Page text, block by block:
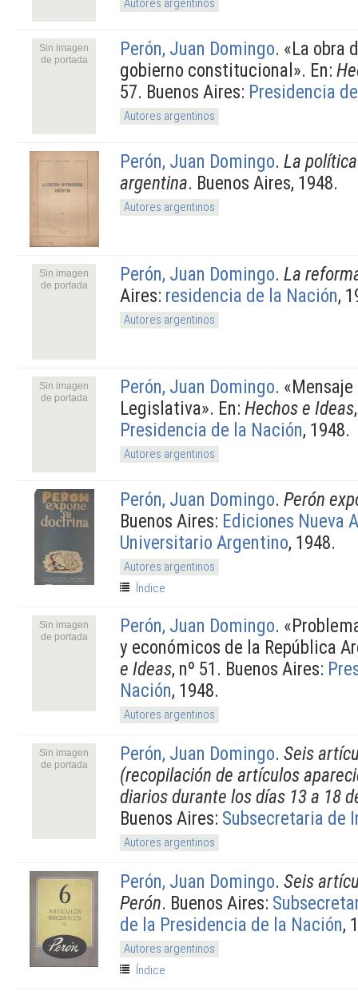
Autores argentinos
Sin imagen
de portada
Perón, Juan Domingo. «La obra
gobierno constitucional». En:
57. Buenos Aires: Presidencia
Autores argentinos
Perón, Juan Domingo. La
argentina. Buenos Aires, 1948.
Autores argentinos
Sin imagen
de portada
Perón, Juan Domingo. La
Aires: residencia de la Nación,
Autores argentinos
Sin imagen
de portada
Perón, Juan Domingo.
Legislativa». En: Hechos e Ideas
Presidencia de la Nación, 1948.
Autores argentinos
Perón, Juan Domingo. Perón
Buenos Aires: Ediciones Nueva
Universitario Argentino, 1948.
Autores argentinos
Índice
Sin imagen
de portada
Perón, Juan Domingo.
y económicos de la República
e Ideas, nº 51. Buenos Aires:
Nación, 1948.
Autores argentinos
Sin imagen
de portada
Perón, Juan Domingo. Seis
(recopilación de artículos
diarios durante los días 13 a 18
Buenos Aires: Subsecretaria de
Autores argentinos
Perón, Juan Domingo. Seis
Perón. Buenos Aires:
de la Presidencia de la Nación,
Autores argentinos
Índice